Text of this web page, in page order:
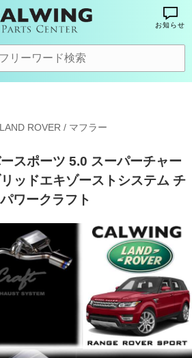
お知らせ
ROVER / マフラー
スポーツ 5.0 スーパーチャー
ッドエキゾーストシステム チ
ワークラフト